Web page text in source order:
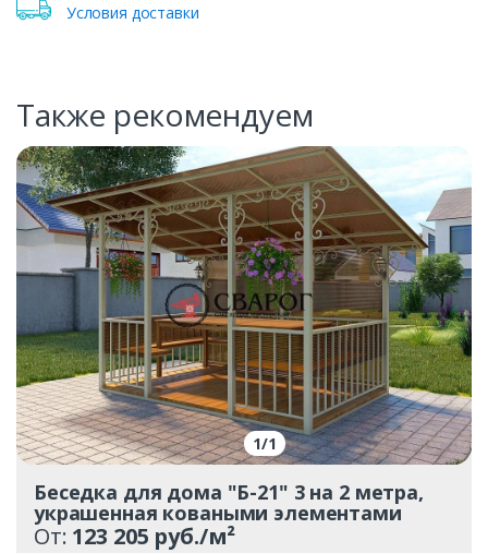
Условия доставки
Также рекомендуем
1/1
Беседка для дома "Б-21" 3 на 2 метра,
украшенная коваными элементами
От: 123 205 руб./м²